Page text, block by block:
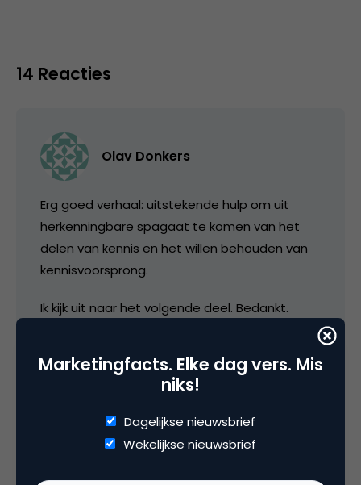
14 Reacties
Olav Donkers
Erg goed verhaal: uitstekende hulp om uit
herkenningbare spagaat te komen van het
delen van kennis en het willen behouden van
kennisvoorsprong.
Ik kijk uit naar het volgende deel. Bedankt.
10 september 2013 om 06:20
Remco
Marketingfacts. Elke dag vers. Mis
niks!
Dagelijkse nieuwsbrief
Wekelijkse nieuwsbrief